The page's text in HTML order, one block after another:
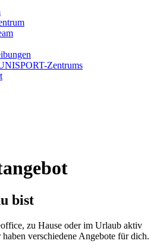
Zentrums
bist
zu Hause oder im Urlaub aktiv
verschiedene Angebote für dich.